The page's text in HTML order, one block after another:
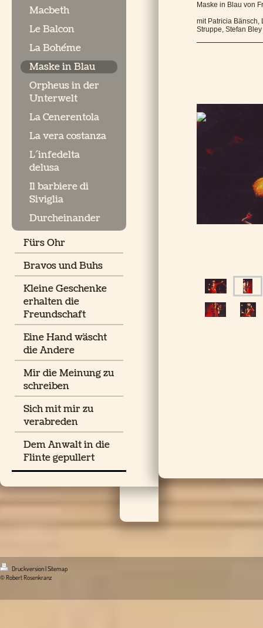
Macbeth
Le Balcon
La Bohéme
Maske in Blau
Orpheus in der
Unterwelt
La Cenerentola
La vera costanza
L´infedelta
delusa
Il barbiere di
Siviglia
Durcheinander
Fürs Ohr
Bravos und Buhs
Kleine Geschenke
erhalten die
Freundschaft
Eine Hand wäscht
die Andere
Mir die Meinung zu
schreiben
Sich mit mir zu
verabreden
Dem Anwalt in die
Flinte gepullert
Maske in Blau von
mit Patricia Bänsch,
Struppe, Stefan Bley
Druckversion|Sitemap
© Robert Rosenkranz